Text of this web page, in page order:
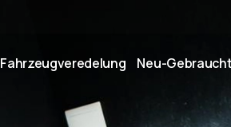
Fahrzeugveredelung Neu-